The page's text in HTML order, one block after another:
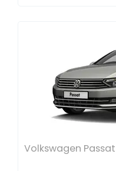
Volkswagen Passat